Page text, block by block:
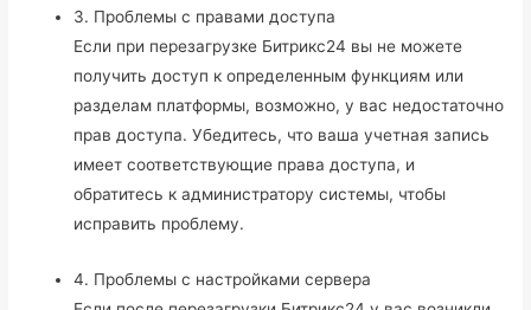
3. Проблемы с правами доступа
Если при перезагрузке Битрикс24 вы не можете
получить доступ к определенным функциям или
разделам платформы, возможно, у вас недостаточно
прав доступа. Убедитесь, что ваша учетная запись
имеет соответствующие права доступа, и
обратитесь к администратору системы, чтобы
исправить проблему.
4. Проблемы с настройками сервера